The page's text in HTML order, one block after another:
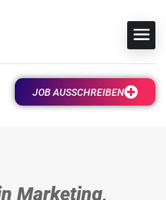
JOB AUSSCHREIBEN
Marketing,